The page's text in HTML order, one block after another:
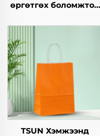
өргөтгөх боломжтой
хавтангаас бүрдсэн
ашиглах
хүрээлэнгийн
бүтээгдэхүүн, пицца,
цусан хоол, цэнхэр,
дугуй, тойрог/овойн
зургийн орон суурь,
пластик зам
TSUN Хэмжээнд